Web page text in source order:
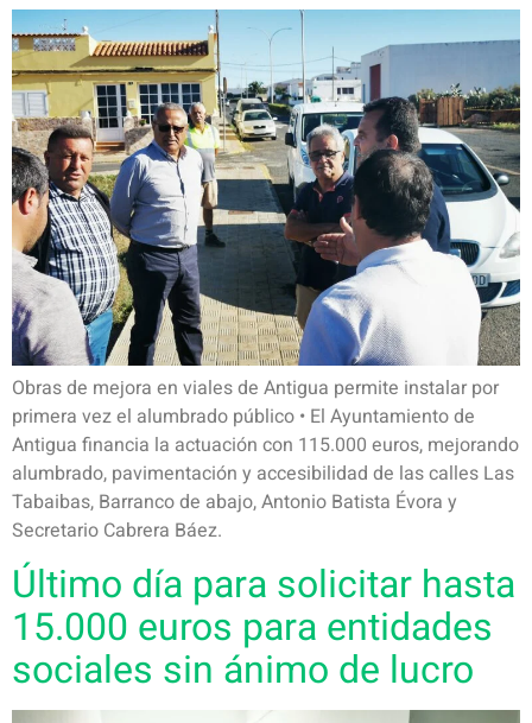
Obras de mejora en viales de Antigua permite instalar por
primera vez el alumbrado público • El Ayuntamiento de
Antigua financia la actuación con 115.000 euros, mejorando
alumbrado, pavimentación y accesibilidad de las calles Las
Tabaibas, Barranco de abajo, Antonio Batista Évora y
Secretario Cabrera Báez.
Último día para solicitar hasta
15.000 euros para entidades
sociales sin ánimo de lucro